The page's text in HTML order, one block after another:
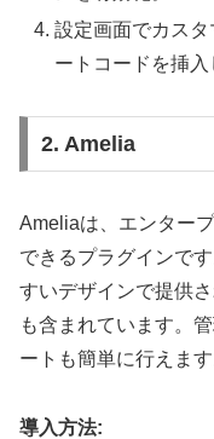
設定画面でカス
ートコードを挿入
2. Amelia
Ameliaは、エンター
できるプラグインで
すいデザインで提供
も含まれています。
ートも簡単に行えます
導入方法: